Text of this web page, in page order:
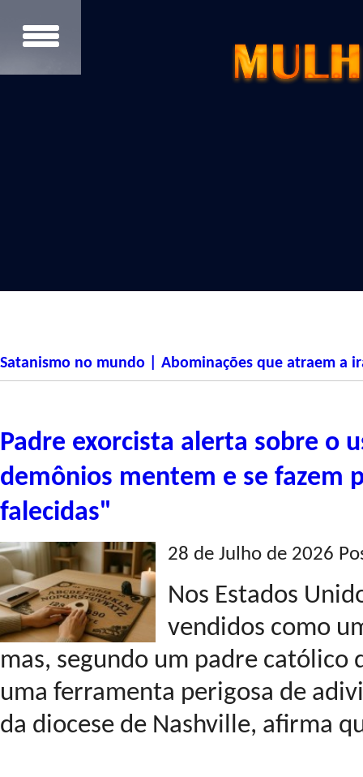
Satanismo no mundo | Abominações que atraem a
Padre exorcista alerta sobre o
demônios mentem e se fazem
falecidas"
28 de Julho de 2026
Nos Estados
vendidos como
mas, segundo um padre católico
uma ferramenta perigosa de
da diocese de Nashville, afirma